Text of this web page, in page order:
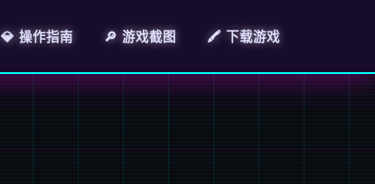
💎 操作指南 🔎 游戏截图 🖍️ 下载游戏